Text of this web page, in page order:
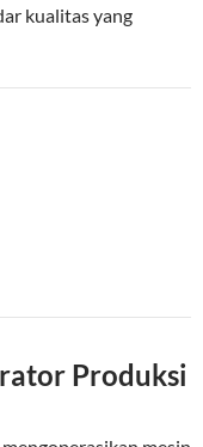
kualitas yang
Produksi